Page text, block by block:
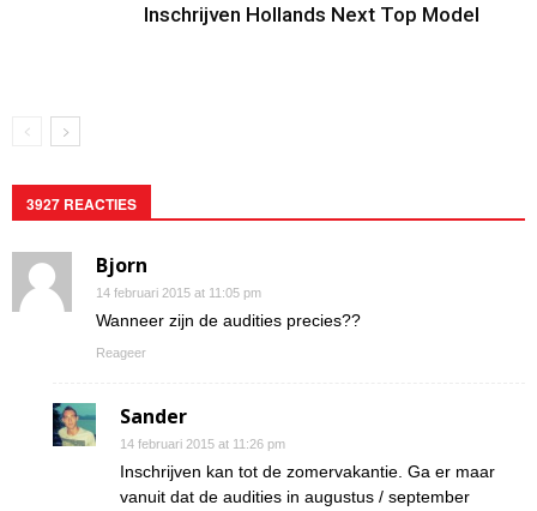
Inschrijven Hollands Next Top Model
3927 REACTIES
Bjorn
14 februari 2015 at 11:05 pm
Wanneer zijn de audities precies??
Reageer
Sander
14 februari 2015 at 11:26 pm
Inschrijven kan tot de zomervakantie. Ga er maar
vanuit dat de audities in augustus / september